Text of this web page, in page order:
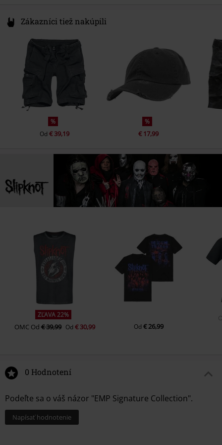
Zákazníci tiež nakúpili
%
Od € 39,19
%
€ 17,99
ZĽAVA 22%
OMC Od€ 39,99 Od € 30,99 Od€ 26,99
0 Hodnotení
Podeľte sa o váš názor "EMP Signature Collection".
Napísať hodnotenie